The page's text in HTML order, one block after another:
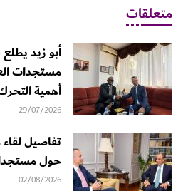
متعلقات
أبو زيد
مستجدات
أهمية
29/07/2026
تفاصيل
حول
02/08/2026